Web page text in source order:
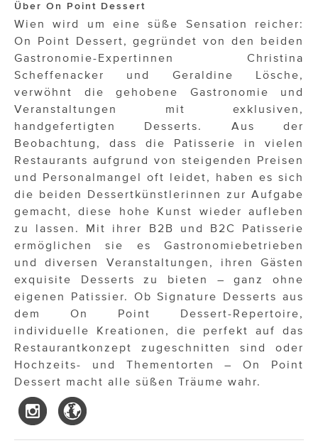
Über On Point Dessert
Wien wird um eine süße Sensation reicher:
On Point Dessert, gegründet von den beiden
Gastronomie-Expertinnen Christina
Scheffenacker und Geraldine Lösche,
verwöhnt die gehobene Gastronomie und
Veranstaltungen mit exklusiven,
handgefertigten Desserts. Aus der
Beobachtung, dass die Patisserie in vielen
Restaurants aufgrund von steigenden Preisen
und Personalmangel oft leidet, haben es sich
die beiden Dessertkünstlerinnen zur Aufgabe
gemacht, diese hohe Kunst wieder aufleben
zu lassen. Mit ihrer B2B und B2C Patisserie
ermöglichen sie es Gastronomiebetrieben
und diversen Veranstaltungen, ihren Gästen
exquisite Desserts zu bieten – ganz ohne
eigenen Patissier. Ob Signature Desserts aus
dem On Point Dessert-Repertoire,
individuelle Kreationen, die perfekt auf das
Restaurantkonzept zugeschnitten sind oder
Hochzeits- und Thementorten – On Point
Dessert macht alle süßen Träume wahr.